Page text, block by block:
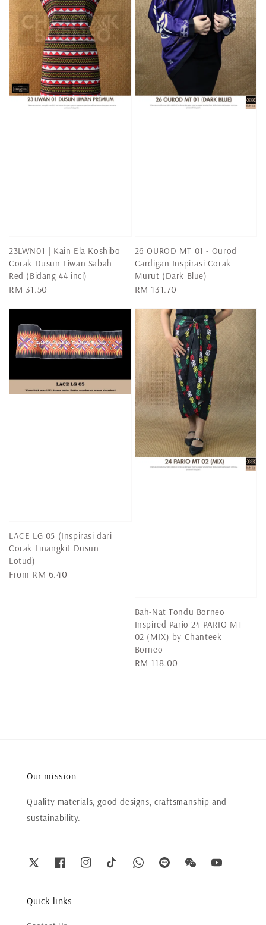
23LWN01 | Kain Ela Koshibo
Corak Dusun Liwan Sabah –
Red (Bidang 44 inci)
Regular
RM 31.50
26 OUROD MT 01 - Ourod
Cardigan Inspirasi Corak
Murut (Dark Blue)
Regular
RM 131.70
LACE LG 05 (Inspirasi dari
Corak Linangkit Dusun
Lotud)
Regular
From RM 6.40
Bah-Nat Tondu Borneo
Inspired Pario 24 PARIO MT
02 (MIX) by Chanteek
Borneo
Regular
RM 118.00
Our mission
Quality materials, good designs, craftsmanship and
sustainability.
Quick links